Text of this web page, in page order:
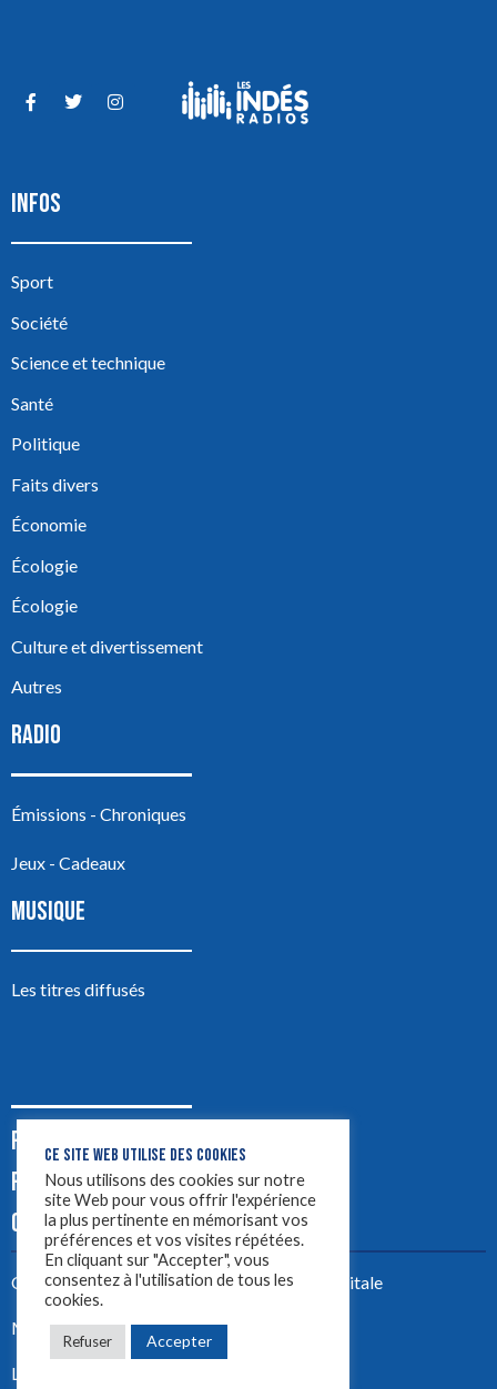
INFOS
Sport
Société
Science et technique
Santé
Politique
Faits divers
Économie
Écologie
Écologie
Culture et divertissement
Autres
RADIO
Émissions - Chroniques
Jeux - Cadeaux
MUSIQUE
Les titres diffusés
PODCASTS
PUB
CONTACT
Créez votre site avecYellowtie – Agence Digitale
Mentions légales
LYON 1ère 2023 ©
CE SITE WEB UTILISE DES COOKIES
Nous utilisons des cookies sur notre
site Web pour vous offrir l'expérience
la plus pertinente en mémorisant vos
préférences et vos visites répétées.
En cliquant sur "Accepter", vous
consentez à l'utilisation de tous les
cookies.
Refuser Accepter